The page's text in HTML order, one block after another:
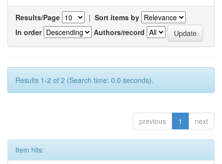
Results/Page | Sort items by
In order
Authors/record
Results 1-2 of 2 (Search time: 0.0 seconds).
previous 1 next
Item hits: